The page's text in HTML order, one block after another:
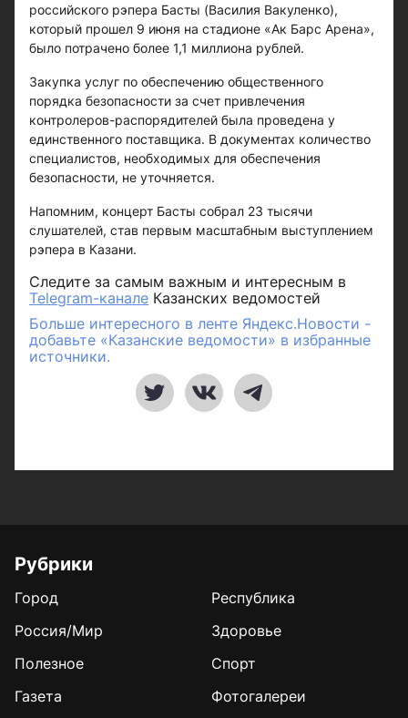
российского рэпера Басты (Василия Вакуленко),
который прошел 9 июня на стадионе «Ак Барс Арена»,
было потрачено более 1,1 миллиона рублей.
Закупка услуг по обеспечению общественного
порядка безопасности за счет привлечения
контролеров-распорядителей была проведена у
единственного поставщика. В документах количество
специалистов, необходимых для обеспечения
безопасности, не уточняется.
Напомним, концерт Басты собрал 23 тысячи
слушателей, став первым масштабным выступлением
рэпера в Казани.
Следите за самым важным и интересным в
Telegram-канале Казанских ведомостей
Больше интересного в ленте Яндекс.Новости -
добавьте «Казанские ведомости» в избранные
источники.
Рубрики
Город
Республика
Россия/Мир
Здоровье
Полезное
Спорт
Газета
Фотогалереи